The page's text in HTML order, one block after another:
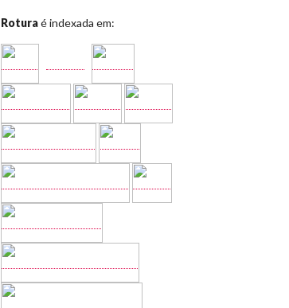
Roturaé indexada em: